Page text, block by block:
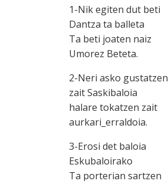
1-Nik egiten dut beti
Dantza ta balleta
Ta beti joaten naiz
Umorez Beteta.
2-Neri asko gustatzen
zait Saskibaloia
halare tokatzen zait
aurkari_erraldoia.
3-Erosi det baloia
Eskubaloirako
Ta porterian sartzen